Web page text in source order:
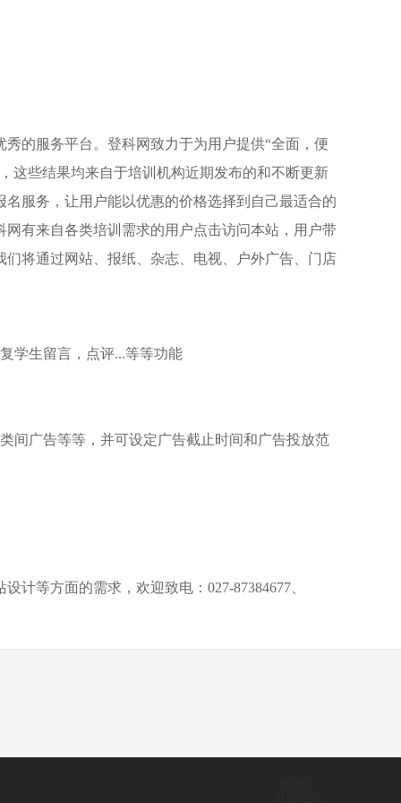
的服务平台。登科网致力于为用户提供“全面，便
这些结果均来自于培训机构近期发布的和不断更新
服务，让用户能以优惠的价格选择到自己最适合的
有来自各类培训需求的用户点击访问本站，用户带
将通过网站、报纸、杂志、电视、户外广告、门店
学生留言，点评...等等功能
间广告等等，并可设定广告截止时间和广告投放范
计等方面的需求，欢迎致电：027-87384677、